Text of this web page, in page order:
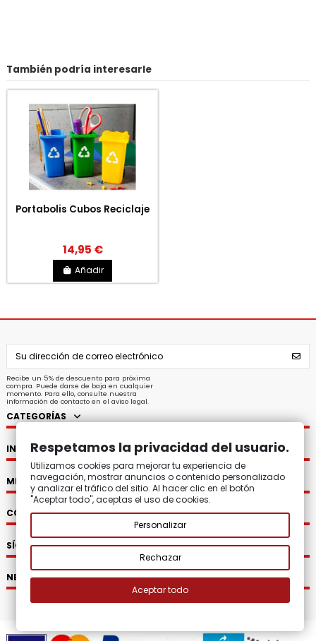
También podría interesarle
Portabolis Cubos Reciclaje
14,95 €
Añadir
Recibe un 5% de descuento para próxima
compra. Puede darse de baja en cualquier
momento. Para ello, consulte nuestra
información de contacto en el aviso legal.
CATEGORÍAS
INFORMACIÓN
MI CUENTA
CONTACTO
SÍGUENOS
NEWSLETTER
Respetamos la privacidad del usuario.
Utilizamos cookies para mejorar tu experiencia de
navegación, mostrar anuncios o contenido personalizado
y analizar el tráfico del sitio. Al hacer clic en el botón
"Aceptar todo", aceptas el uso de cookies.
Personalizar
Rechazar
Aceptar todo